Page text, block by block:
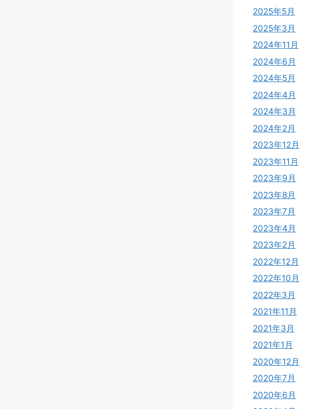
2025年5月
2025年3月
2024年11月
2024年6月
2024年5月
2024年4月
2024年3月
2024年2月
2023年12月
2023年11月
2023年9月
2023年8月
2023年7月
2023年4月
2023年2月
2022年12月
2022年10月
2022年3月
2021年11月
2021年3月
2021年1月
2020年12月
2020年7月
2020年6月